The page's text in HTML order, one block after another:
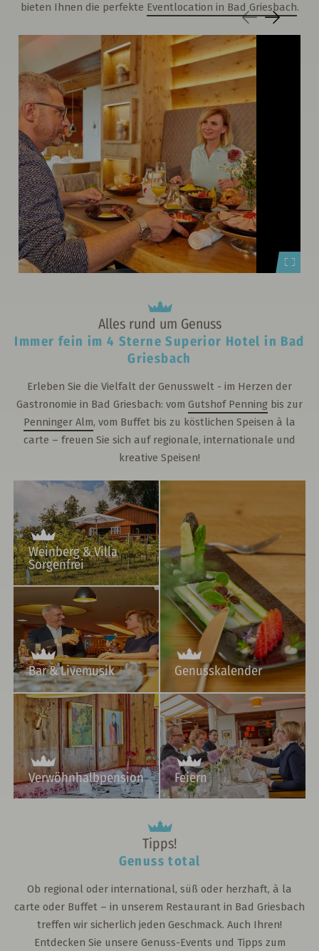
bieten Ihnen die perfekte Eventlocation in Bad Griesbach.
Alles rund um Genuss
Immer fein im 4 Sterne Superior Hotel in Bad
Griesbach
Erleben Sie die Vielfalt der Genusswelt - im Herzen der
Gastronomie in Bad Griesbach: vom Gutshof Penning bis zur
Penninger Alm, vom Buffet bis zu köstlichen Speisen à la
carte – freuen Sie sich auf regionale, internationale und
kreative Speisen!
Weinberg & Villa
Sorgenfrei
Genusskalender
Bar & Livemusik
Verwöhnhalbpension Feiern
Tipps!
Genuss total
Ob regional oder international, süß oder herzhaft, à la
carte oder Buffet – in unserem Restaurant in Bad Griesbach
treffen wir sicherlich jeden Geschmack. Auch Ihren!
Entdecken Sie unsere Genuss-Events und Tipps zum